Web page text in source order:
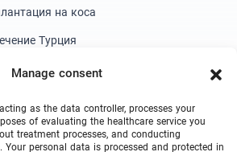
Manage consent
as the data controller, processes your
of evaluating the healthcare service you
treatment processes, and conducting
personal data is processed and protected in
на коса
Турция